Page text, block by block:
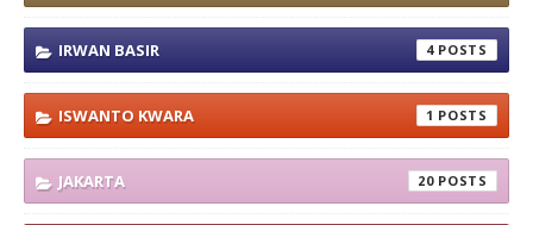
IRWAN BASIR 4
ISWANTO KWARA 1
JAKARTA 20